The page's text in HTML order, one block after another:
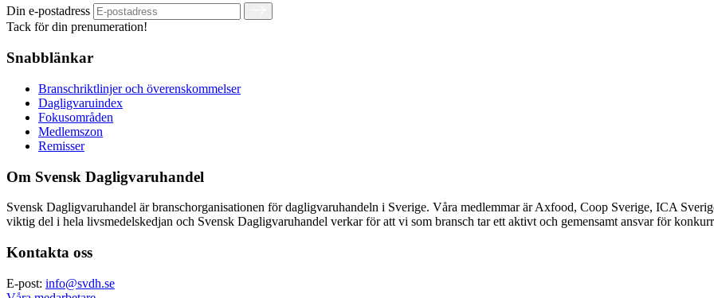
Din e-postadress
Tack för din prenumeration!
Snabblänkar
Branschriktlinjer och överenskommelser
Dagligvaruindex
Fokusområden
Medlemszon
Remisser
Om Svensk Dagligvaruhandel
Svensk Dagligvaruhandel är branschorganisationen för dagligvaruhandeln i Sverige. Våra medlemmar är Axfood, Coop Sverige, ICA
viktig del i hela livsmedelskedjan och Svensk Dagligvaruhandel verkar för att vi som bransch tar ett aktivt och gemensamt ansvar för
Kontakta oss
E-post: info@svdh.se